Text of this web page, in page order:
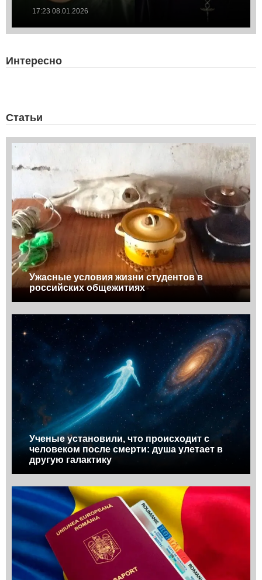
17:23 08.01.2026
Интересно
Статьи
Ужасные условия жизни студентов в
российских общежитиях
Ученые установили, что происходит с
человеком после смерти: душа улетает в
другую галактику